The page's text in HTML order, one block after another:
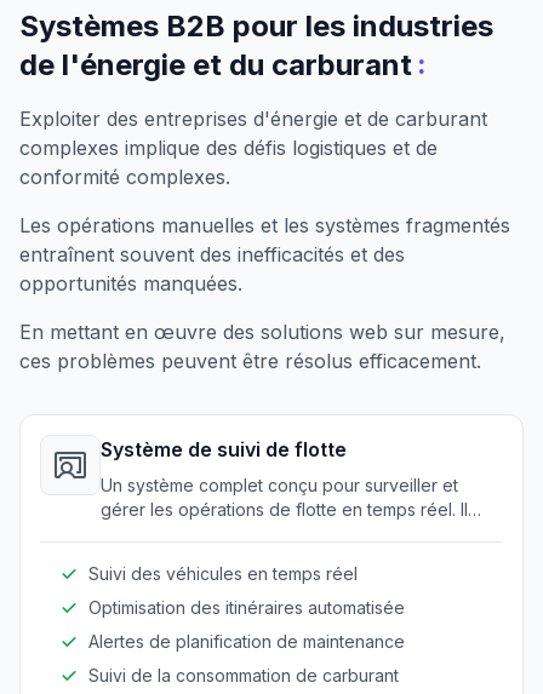
Systèmes B2B pour les industries
de l'énergie et du carburant :
Exploiter des entreprises d'énergie et de carburant
complexes implique des défis logistiques et de
conformité complexes.
Les opérations manuelles et les systèmes fragmentés
entraînent souvent des inefficacités et des
opportunités manquées.
En mettant en œuvre des solutions web sur mesure,
ces problèmes peuvent être résolus efficacement.
Système de suivi de flotte
Un système complet conçu pour surveiller et
gérer les opérations de flotte en temps réel. Il
Suivi des véhicules en temps réel
Optimisation des itinéraires automatisée
Alertes de planification de maintenance
Suivi de la consommation de carburant